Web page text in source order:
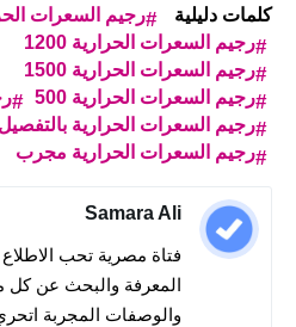
كلمات دليلية
رجيم السعرات
رجيم السعرات الحرارية 1200
رجيم السعرات الحرارية 1500
رجيم السعرات الحرارية 500
رجيم السعرات الحرارية بالتفصيل
رجيم السعرات الحرارية مجرب
Samara Ali
فتاة مصرية تحب
المعرفة والبحث عن كل
والوصفات المجربة